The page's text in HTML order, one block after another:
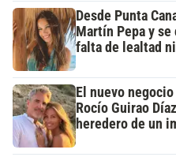
Desde Punta
Martín Pepa y
falta de lealtad
El nuevo
Rocío Guirao
heredero de un